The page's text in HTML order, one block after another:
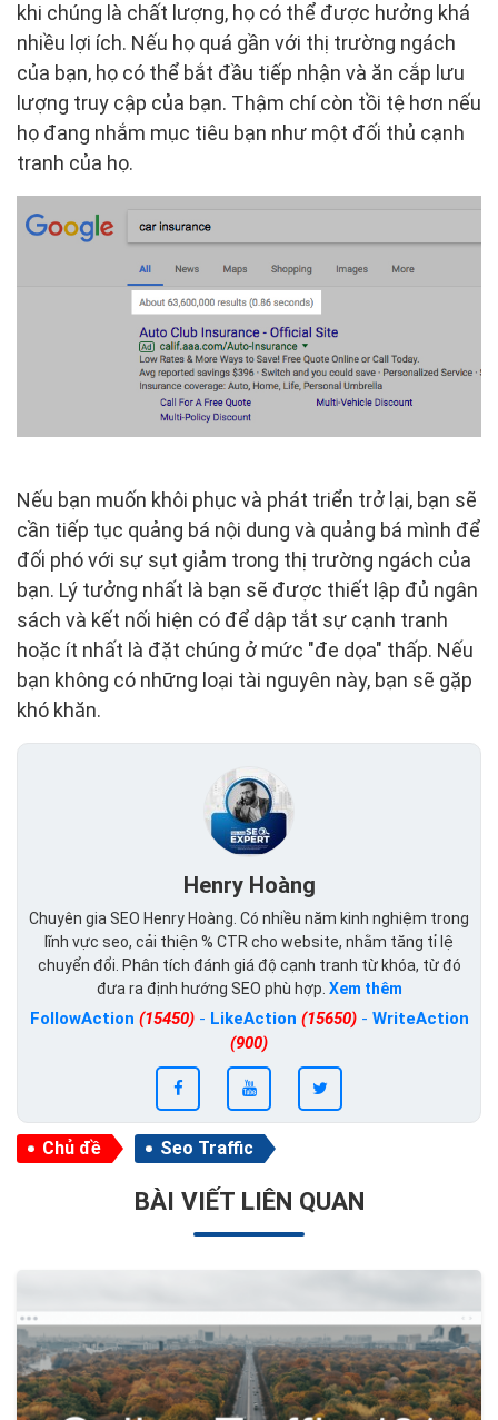
khi chúng là chất lượng, họ có thể được hưởng khá
nhiều lợi ích. Nếu họ quá gần với thị trường ngách
của bạn, họ có thể bắt đầu tiếp nhận và ăn cắp lưu
lượng truy cập của bạn. Thậm chí còn tồi tệ hơn nếu
họ đang nhắm mục tiêu bạn như một đối thủ cạnh
tranh của họ.
Nếu bạn muốn khôi phục và phát triển trở lại, bạn sẽ
cần tiếp tục quảng bá nội dung và quảng bá mình để
đối phó với sự sụt giảm trong thị trường ngách của
bạn. Lý tưởng nhất là bạn sẽ được thiết lập đủ ngân
sách và kết nối hiện có để dập tắt sự cạnh tranh
hoặc ít nhất là đặt chúng ở mức "đe dọa" thấp. Nếu
bạn không có những loại tài nguyên này, bạn sẽ gặp
khó khăn.
Henry Hoàng
Chuyên gia SEO Henry Hoàng. Có nhiều năm kinh nghiệm trong
lĩnh vực seo, cải thiện % CTR cho website, nhằm tăng tỉ lệ
chuyển đổi. Phân tích đánh giá độ cạnh tranh từ khóa, từ đó
đưa ra định hướng SEO phù hợp. Xem thêm
FollowAction (15450)- LikeAction (15650)- WriteAction
(900)
Chủ đề Seo Traffic
BÀI VIẾT LIÊN QUAN